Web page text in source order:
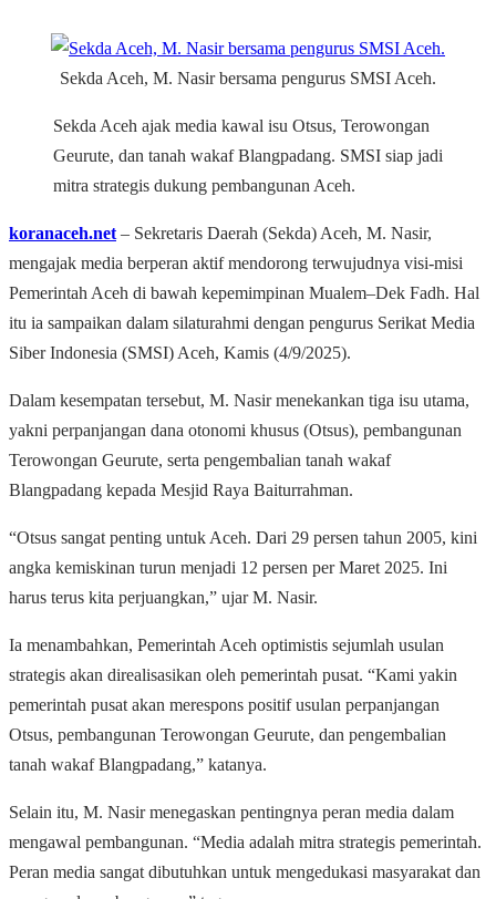
Sekda Aceh, M. Nasir bersama pengurus SMSI Aceh.
Sekda Aceh ajak media kawal isu Otsus, Terowongan
Geurute, dan tanah wakaf Blangpadang. SMSI siap jadi
mitra strategis dukung pembangunan Aceh.
koranaceh.net – Sekretaris Daerah (Sekda) Aceh, M. Nasir,
mengajak media berperan aktif mendorong terwujudnya visi-misi
Pemerintah Aceh di bawah kepemimpinan Mualem–Dek Fadh. Hal
itu ia sampaikan dalam silaturahmi dengan pengurus Serikat Media
Siber Indonesia (SMSI) Aceh, Kamis (4/9/2025).
Dalam kesempatan tersebut, M. Nasir menekankan tiga isu utama,
yakni perpanjangan dana otonomi khusus (Otsus), pembangunan
Terowongan Geurute, serta pengembalian tanah wakaf
Blangpadang kepada Mesjid Raya Baiturrahman.
“Otsus sangat penting untuk Aceh. Dari 29 persen tahun 2005, kini
angka kemiskinan turun menjadi 12 persen per Maret 2025. Ini
harus terus kita perjuangkan,” ujar M. Nasir.
Ia menambahkan, Pemerintah Aceh optimistis sejumlah usulan
strategis akan direalisasikan oleh pemerintah pusat. “Kami yakin
pemerintah pusat akan merespons positif usulan perpanjangan
Otsus, pembangunan Terowongan Geurute, dan pengembalian
tanah wakaf Blangpadang,” katanya.
Selain itu, M. Nasir menegaskan pentingnya peran media dalam
mengawal pembangunan. “Media adalah mitra strategis pemerintah.
Peran media sangat dibutuhkan untuk mengedukasi masyarakat dan